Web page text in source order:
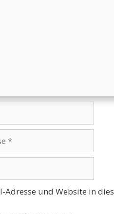
Adresse und Website in